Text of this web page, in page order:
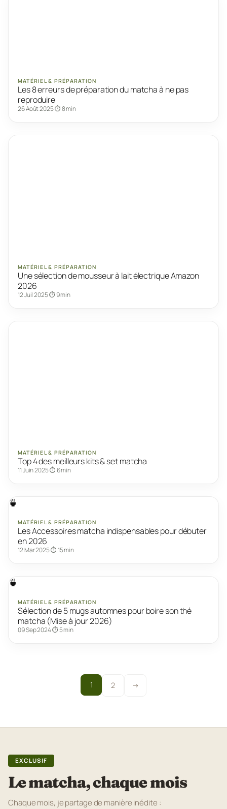
MATÉRIEL & PRÉPARATION
Les 8 erreurs de préparation du matcha à ne pas
reproduire
26 Août 2025⏱ 8 min
MATÉRIEL & PRÉPARATION
Une sélection de mousseur à lait électrique Amazon
2026
12 Juil 2025⏱ 9 min
MATÉRIEL & PRÉPARATION
Top 4 des meilleurs kits & set matcha
11 Juin 2025⏱ 6 min
🍵
MATÉRIEL & PRÉPARATION
Les Accessoires matcha indispensables pour débuter
en 2026
12 Mar 2025⏱ 15 min
🍵
MATÉRIEL & PRÉPARATION
Sélection de 5 mugs automnes pour boire son thé
matcha (Mise à jour 2026)
09 Sep 2024⏱ 5 min
1 2 →
EXCLUSIF
Le matcha, chaque mois
Chaque mois, je partage de manière inédite :